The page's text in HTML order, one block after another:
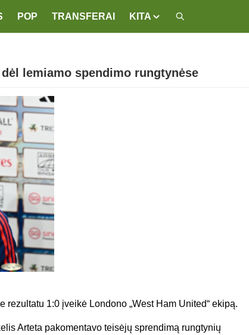
POP TRANSFERAI KITA
lemiamo spendimo rungtynėse
rezultatu 1:0 įveikė Londono „West Ham United“ ekipą.
Arteta pakomentavo teisėjų sprendimą rungtynių